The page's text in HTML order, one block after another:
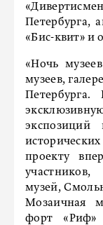
Петербурга,
«Бис-квит» и
«Ночь
музеев,
экспозиций
проекту
музей,
Мозаичная
форт «Риф»